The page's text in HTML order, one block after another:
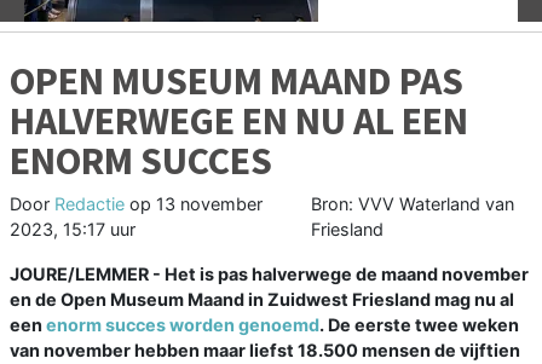
OPEN MUSEUM MAAND PAS
HALVERWEGE EN NU AL EEN
ENORM SUCCES
Door Redactie op 13 november
2023, 15:17 uur
Bron: VVV Waterland van
Friesland
JOURE/LEMMER - Het is pas halverwege de maand november
en de Open Museum Maand in Zuidwest Friesland mag nu al
een enorm succes worden genoemd. De eerste twee weken
van november hebben maar liefst 18.500 mensen de vijftien